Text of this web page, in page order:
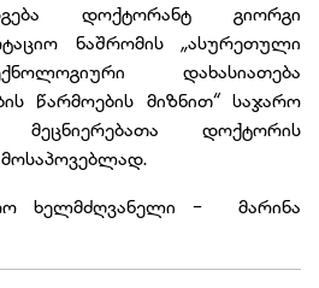
დოქტორანტ გიორგი
ნაშრომის „ასურეთული
დახასიათება
წარმოების მიზნით“ საჯარო
დოქტორის
მოსაპოვებლად.
- მარინა